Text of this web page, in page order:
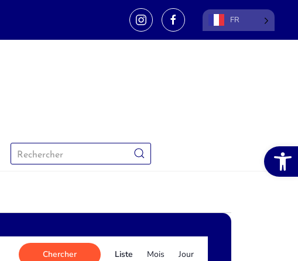
Ouvrir
FR
Chercher
Navigation
Liste Mois Jour